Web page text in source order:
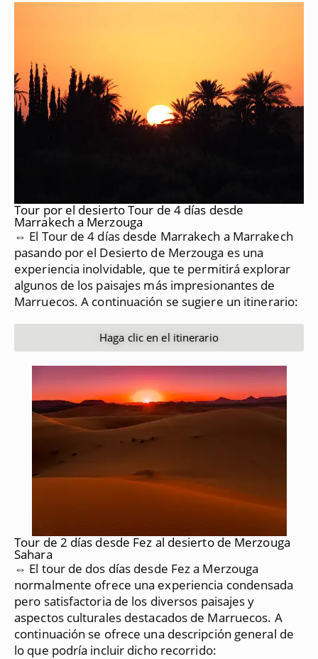
Tour por el desierto Tour de 4 días desde
Marrakech a Merzouga
⇔ El Tour de 4 días desde Marrakech a Marrakech
pasando por el Desierto de Merzouga es una
experiencia inolvidable, que te permitirá explorar
algunos de los paisajes más impresionantes de
Marruecos. A continuación se sugiere un itinerario:
Haga clic en el itinerario
Tour de 2 días desde Fez al desierto de Merzouga
Sahara
⇔ El tour de dos días desde Fez a Merzouga
normalmente ofrece una experiencia condensada
pero satisfactoria de los diversos paisajes y
aspectos culturales destacados de Marruecos. A
continuación se ofrece una descripción general de
lo que podría incluir dicho recorrido: